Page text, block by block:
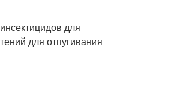
для
для отпугивания